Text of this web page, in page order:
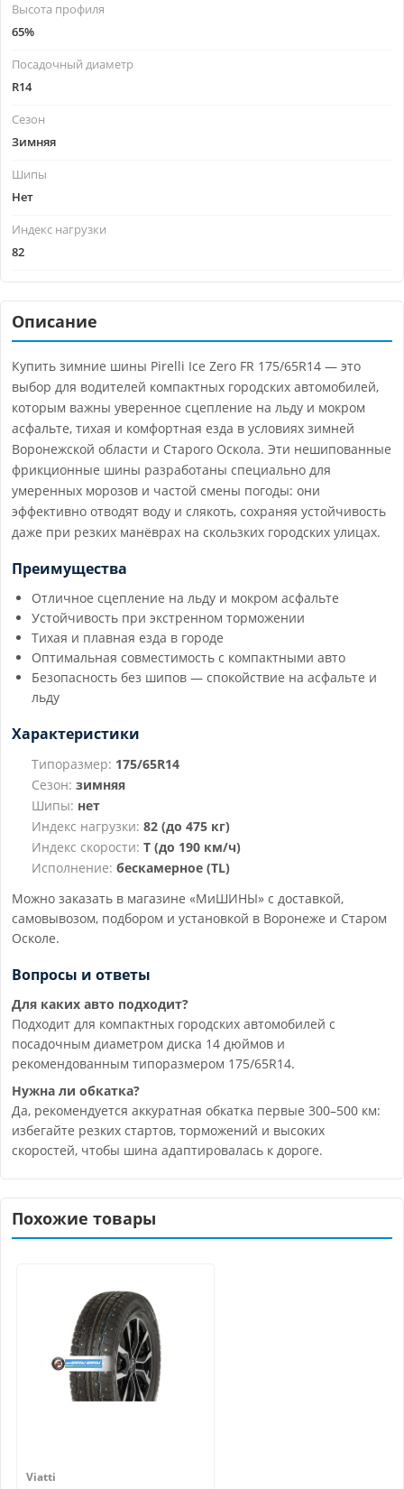
Высота профиля
65%
Посадочный диаметр
R14
Сезон
Зимняя
Шипы
Нет
Индекс нагрузки
82
Описание
Купить зимние шины Pirelli Ice Zero FR 175/65R14 — это
выбор для водителей компактных городских автомобилей,
которым важны уверенное сцепление на льду и мокром
асфальте, тихая и комфортная езда в условиях зимней
Воронежской области и Старого Оскола. Эти нешипованные
фрикционные шины разработаны специально для
умеренных морозов и частой смены погоды: они
эффективно отводят воду и слякоть, сохраняя устойчивость
даже при резких манёврах на скользких городских улицах.
Преимущества
Отличное сцепление на льду и мокром асфальте
Устойчивость при экстренном торможении
Тихая и плавная езда в городе
Оптимальная совместимость с компактными авто
Безопасность без шипов — спокойствие на асфальте и
льду
Характеристики
Типоразмер: 175/65R14
Сезон: зимняя
Шипы: нет
Индекс нагрузки: 82 (до 475 кг)
Индекс скорости: T (до 190 км/ч)
Исполнение: бескамерное (TL)
Можно заказать в магазине «МиШИНЫ» с доставкой,
самовывозом, подбором и установкой в Воронеже и Старом
Осколе.
Вопросы и ответы
Для каких авто подходит?
Подходит для компактных городских автомобилей с
посадочным диаметром диска 14 дюймов и
рекомендованным типоразмером 175/65R14.
Нужна ли обкатка?
Да, рекомендуется аккуратная обкатка первые 300–500 км:
избегайте резких стартов, торможений и высоких
скоростей, чтобы шина адаптировалась к дороге.
Похожие товары
Viatti